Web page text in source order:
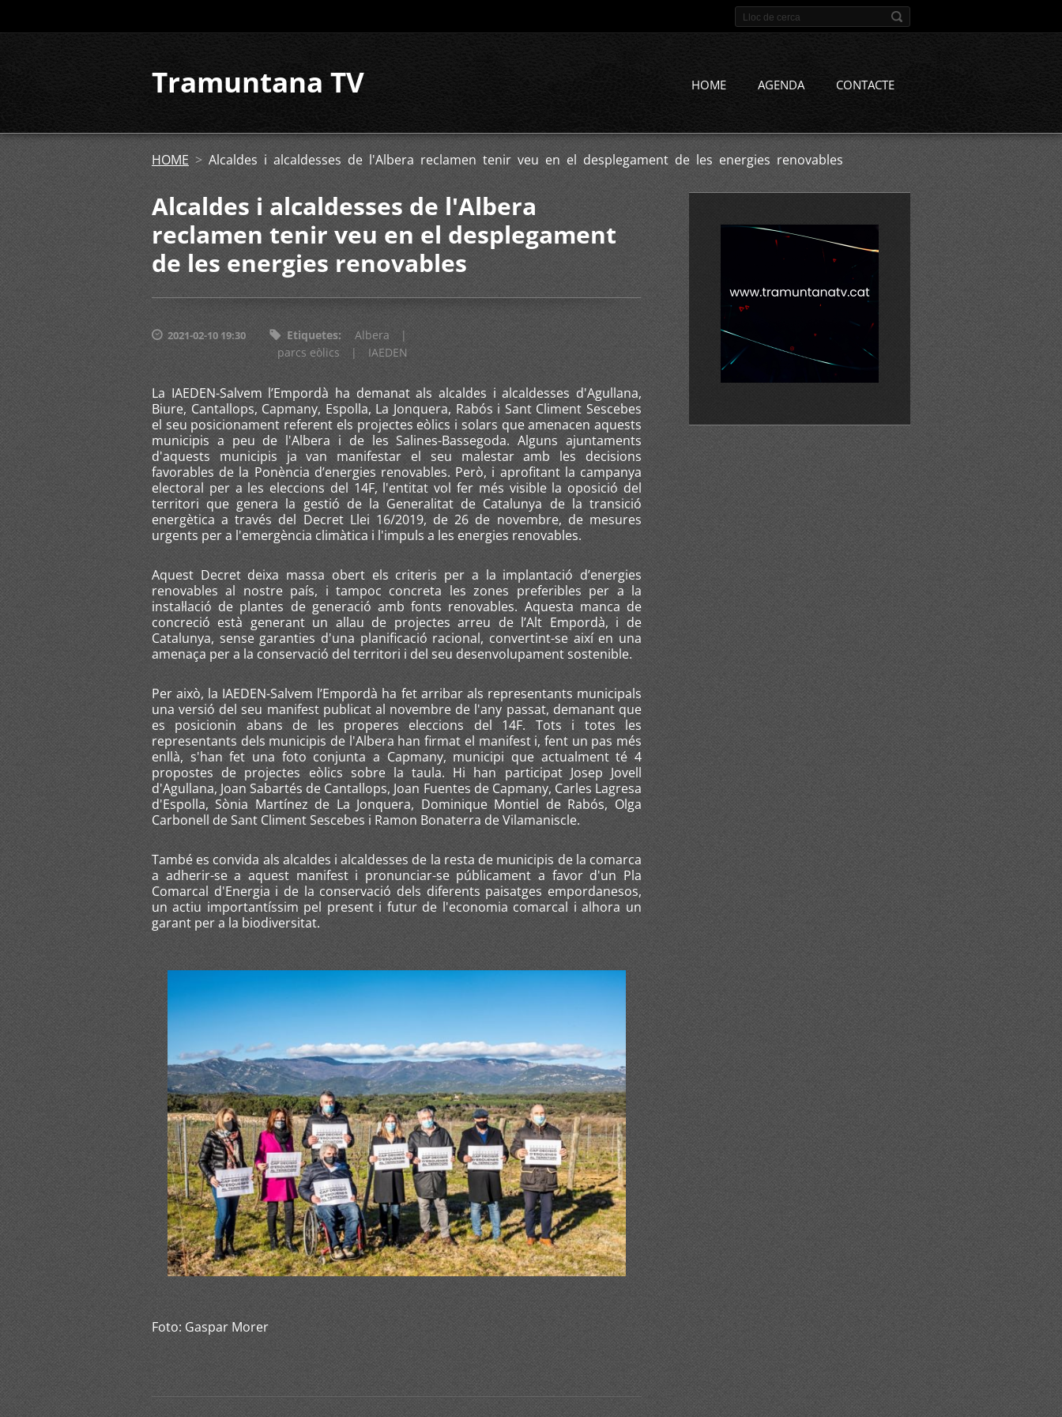
Tramuntana TV HOME AGENDA CONTACTE
HOME > Alcaldes i alcaldesses de l'Albera reclamen tenir veu en el desplegament de les energies renovables
Alcaldes i alcaldesses de l'Albera
reclamen tenir veu en el desplegament
de les energies renovables
2021-02-10 19:30 Etiquetes: Albera
|
parcs eòlics
| IAEDEN
La IAEDEN-Salvem l’Empordà ha demanat als alcaldes i alcaldesses d'Agullana,
Biure, Cantallops, Capmany, Espolla, La Jonquera, Rabós i Sant Climent Sescebes
el seu posicionament referent els projectes eòlics i solars que amenacen aquests
municipis a peu de l'Albera i de les Salines-Bassegoda. Alguns ajuntaments
d'aquests municipis ja van manifestar el seu malestar amb les decisions
favorables de la Ponència d’energies renovables. Però, i aprofitant la campanya
electoral per a les eleccions del 14F, l'entitat vol fer més visible la oposició del
territori que genera la gestió de la Generalitat de Catalunya de la transició
energètica a través del Decret Llei 16/2019, de 26 de novembre, de mesures
urgents per a l'emergència climàtica i l'impuls a les energies renovables.
Aquest Decret deixa massa obert els criteris per a la implantació d’energies
renovables al nostre país, i tampoc concreta les zones preferibles per a la
instal·lació de plantes de generació amb fonts renovables. Aquesta manca de
concreció està generant un allau de projectes arreu de l’Alt Empordà, i de
Catalunya, sense garanties d'una planificació racional, convertint-se així en una
amenaça per a la conservació del territori i del seu desenvolupament sostenible.
Per això, la IAEDEN-Salvem l’Empordà ha fet arribar als representants municipals
una versió del seu manifest publicat al novembre de l'any passat, demanant que
es posicionin abans de les properes eleccions del 14F. Tots i totes les
representants dels municipis de l'Albera han firmat el manifest i, fent un pas més
enllà, s'han fet una foto conjunta a Capmany, municipi que actualment té 4
propostes de projectes eòlics sobre la taula. Hi han participat Josep Jovell
d'Agullana, Joan Sabartés de Cantallops, Joan Fuentes de Capmany, Carles Lagresa
d'Espolla, Sònia Martínez de La Jonquera, Dominique Montiel de Rabós, Olga
Carbonell de Sant Climent Sescebes i Ramon Bonaterra de Vilamaniscle.
També es convida als alcaldes i alcaldesses de la resta de municipis de la comarca
a adherir-se a aquest manifest i pronunciar-se públicament a favor d'un Pla
Comarcal d'Energia i de la conservació dels diferents paisatges empordanesos,
un actiu importantíssim pel present i futur de l'economia comarcal i alhora un
garant per a la biodiversitat.
Foto: Gaspar Morer